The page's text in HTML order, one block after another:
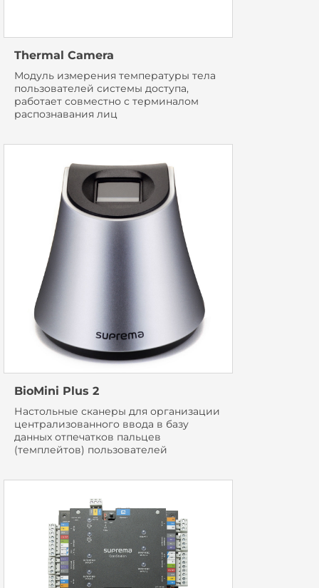
Thermal Camera
Модуль измерения температуры тела
пользователей системы доступа,
работает совместно с терминалом
распознавания лиц
BioMini Plus 2
Настольные сканеры для организации
централизованного ввода в базу
данных отпечатков пальцев
(темплейтов) пользователей